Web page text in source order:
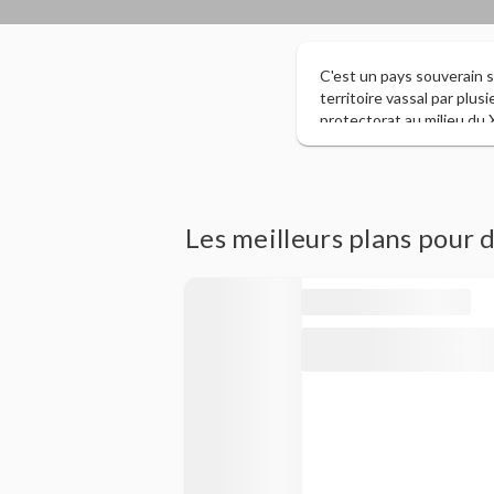
C'est un pays souverain
territoire vassal par
protectorat au milieu du
années, elle a connu
par la culture indienne.
Les meilleurs plans pour